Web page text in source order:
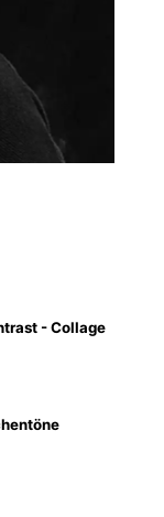
- Collage